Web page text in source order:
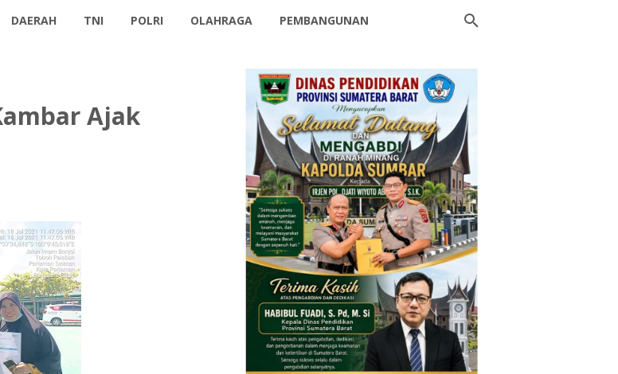
DAERAH TNI POLRI OLAHRAGA PEMBANGUNAN
Ajak